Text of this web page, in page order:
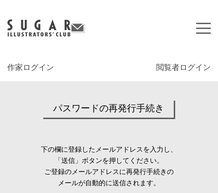
作家ログイン 閲覧者ログイン
パスワードの再発行手続き
下の欄に登録したメールアドレスを入力し、
「送信」ボタンを押してください。
ご登録のメールアドレスに再発行手続きの
メールが自動的に送信されます。